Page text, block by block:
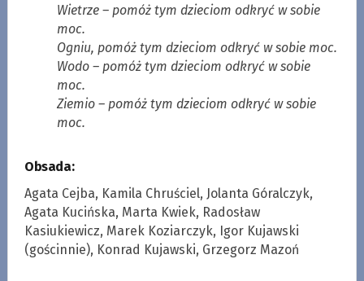
Wietrze – pomóż tym dzieciom odkryć w sobie
moc.
Ogniu, pomóż tym dzieciom odkryć w sobie moc.
Wodo – pomóż tym dzieciom odkryć w sobie
moc.
Ziemio – pomóż tym dzieciom odkryć w sobie
moc.
Obsada:
Agata Cejba, Kamila Chruściel, Jolanta Góralczyk,
Agata Kucińska, Marta Kwiek, Radosław
Kasiukiewicz, Marek Koziarczyk, Igor Kujawski
(gościnnie), Konrad Kujawski, Grzegorz Mazoń